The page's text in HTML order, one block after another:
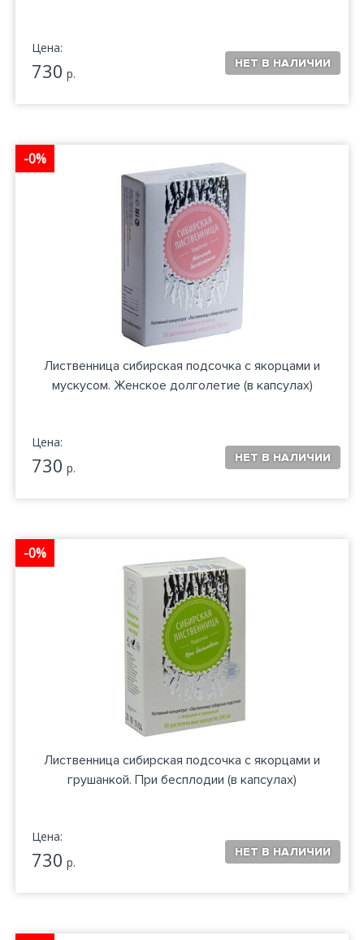
Цена:
730 р.
-0%
Лиственница сибирская подсочка с якорцами и
мускусом. Женское долголетие (в капсулах)
Цена:
730 р.
-0%
Лиственница сибирская подсочка с якорцами и
грушанкой. При бесплодии (в капсулах)
Цена:
730 р.